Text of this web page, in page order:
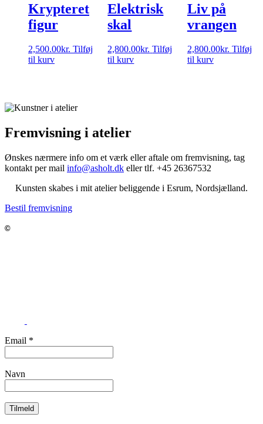
Krypteret
figur
2,500.00kr. Tilføj
til kurv
Elektrisk
skal
2,800.00kr. Tilføj
til kurv
Liv på
vrangen
2,800.00kr. Tilføj
til kurv
Fremvisning i atelier
Ønskes nærmere info om et værk eller aftale om fremvisning, tag
kontakt per mail info@asholt.dk eller tlf. +45 26367532
Kunsten skabes i mit atelier beliggende i Esrum, Nordsjælland.
Bestil fremvisning
©
Email *
Navn